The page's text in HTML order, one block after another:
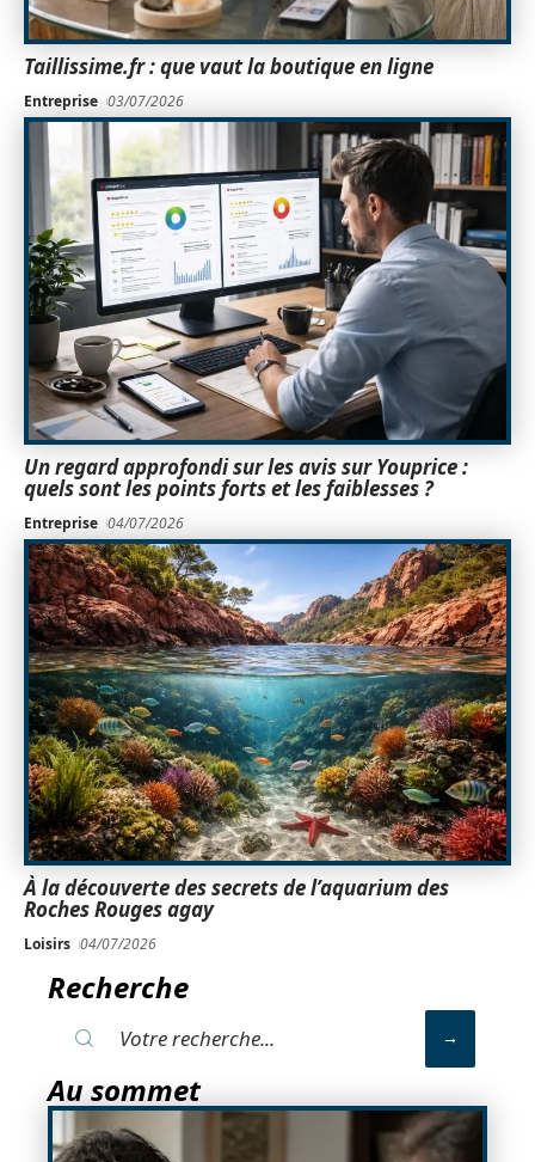
Taillissime.fr : que vaut la boutique en ligne
Entreprise 03/07/2026
Un regard approfondi sur les avis sur Youprice :
quels sont les points forts et les faiblesses ?
Entreprise 04/07/2026
À la découverte des secrets de l’aquarium des
Roches Rouges agay
Loisirs 04/07/2026
Recherche
Au sommet